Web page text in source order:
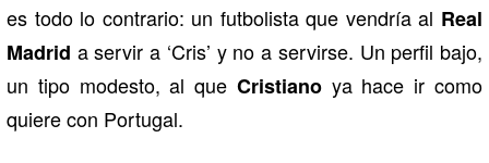
es todo lo contrario: un futbolista que vendría al Real
Madrid a servir a ‘Cris’ y no a servirse. Un perfil bajo,
un tipo modesto, al que Cristianoya hace ir como
quiere con Portugal.